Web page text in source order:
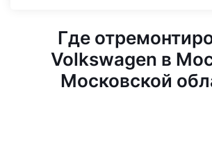
Где
Volkswagen в
Московской